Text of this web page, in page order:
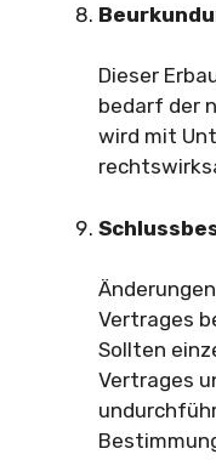
Dieser
bedarf der
wird mit
Vertrages
Sollten
Vertrages